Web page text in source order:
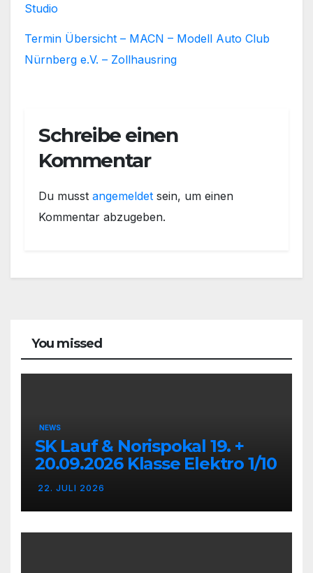
Studio
Termin Übersicht – MACN – Modell Auto Club
Nürnberg e.V. – Zollhausring
Schreibe einen
Kommentar
Du musst angemeldet sein, um einen
Kommentar abzugeben.
You missed
NEWS
SK Lauf & Norispokal 19. +
20.09.2026 Klasse Elektro 1/10
22. JULI 2026